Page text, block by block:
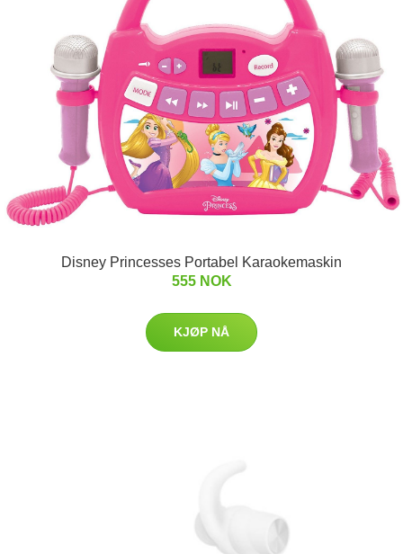
Disney Princesses Portabel Karaokemaskin
555 NOK
KJØP NÅ